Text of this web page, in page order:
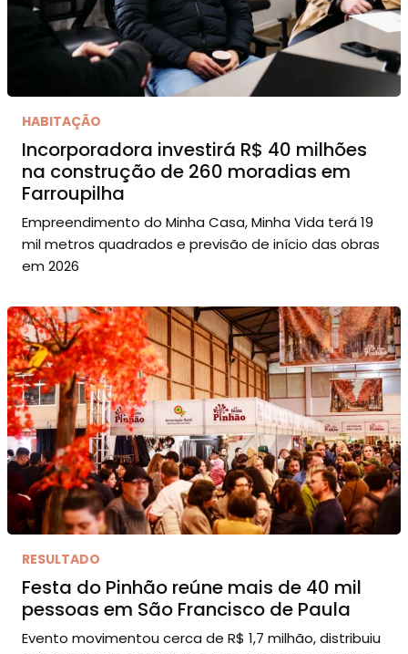
HABITAÇÃO
Incorporadora investirá R$ 40 milhões
na construção de 260 moradias em
Farroupilha
Empreendimento do Minha Casa, Minha Vida terá 19
mil metros quadrados e previsão de início das obras
em 2026
RESULTADO
Festa do Pinhão reúne mais de 40 mil
pessoas em São Francisco de Paula
Evento movimentou cerca de R$ 1,7 milhão, distribuiu